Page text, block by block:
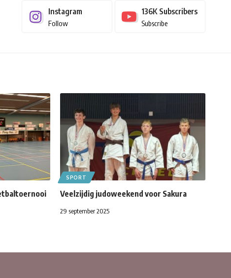
Instagram
Follow
136K Subscribers
Subscribe
SPORT
Veelzijdig judoweekend voor Sakura
29 september 2025